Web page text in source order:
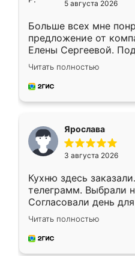
5 августа 2026
Больше всех мне
предложение от
Елены Сергеевой.
короткие сроки
для замера
предложил по моему
Читать полностью
Ярослава
3 августа 2026
Кухню здесь
телеграмм. Выбрали
Согласовали день
недели кухня была
довольны работой.
мебель за
Читать полностью